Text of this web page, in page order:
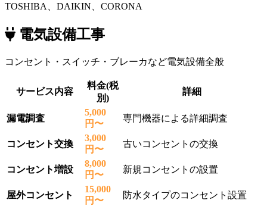
TOSHIBA、DAIKIN、CORONA
電気設備工事
コンセント・スイッチ・ブレーカなど電気設備全般
サービス内容
料金(税
別)
詳細
漏電調査
5,000
円〜
専門機器による詳細調査
コンセント交換
3,000
円〜
古いコンセントの交換
コンセント増設
8,000
円〜
新規コンセントの設置
屋外コンセント
15,000
円〜
防水タイプのコンセント設置